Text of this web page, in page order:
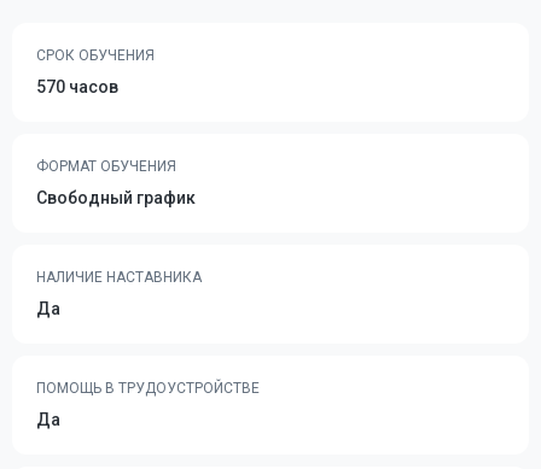
СРОК ОБУЧЕНИЯ
570 часов
ФОРМАТ ОБУЧЕНИЯ
Свободный график
НАЛИЧИЕ НАСТАВНИКА
Да
ПОМОЩЬ В ТРУДОУСТРОЙСТВЕ
Да